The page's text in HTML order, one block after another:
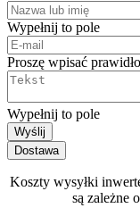
Wypełnij to pole
Proszę wpisać
Wypełnij to pole
Wyślij
Dostawa
Koszty wysyłki
są zależne